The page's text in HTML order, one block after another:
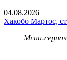
04.08.2026
Хакобо Мартос,
Мини-сериал